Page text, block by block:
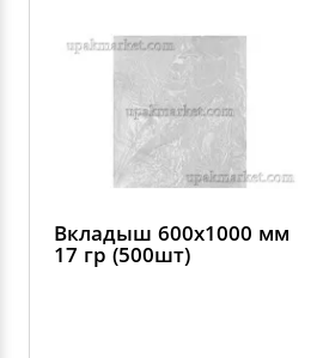
Вкладыш 600х1000 мм
17 гр (500шт)